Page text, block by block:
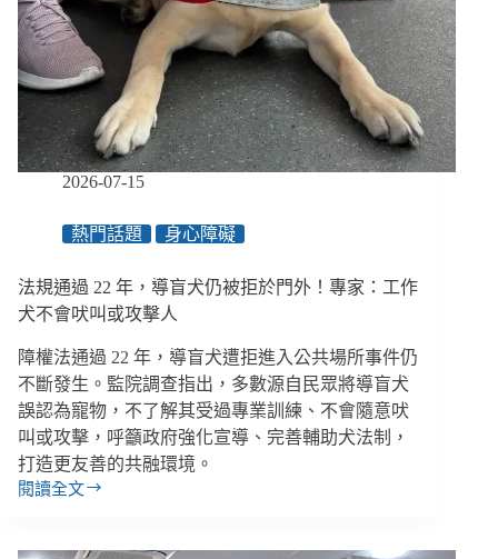
年
後，
NPO
能
做
什
麼，
讓
苦
差
2026-07-15
熱門話題 身心障礙
法規通過 22 年，導盲犬仍被拒於門外！專家：工作
犬不會吠叫或攻擊人
障權法通過 22 年，導盲犬遭拒進入公共場所事件仍
不斷發生。監院調查指出，多數源自民眾將導盲犬
誤認為寵物，不了解其受過專業訓練、不會隨意吠
叫或攻擊，呼籲政府強化宣導、完善輔助犬法制，
打造更友善的共融環境。
閱讀全文
法